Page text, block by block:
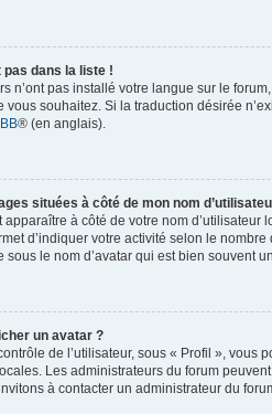
pas dans la liste !
n’ont pas installé votre langue sur le
souhaitez. Si la traduction désirée
® (en anglais).
situées à côté de mon nom
à côté de votre nom
d’indiquer votre activité selon le
sous le nom d’avatar qui est bien souvent
un avatar ?
de l’utilisateur, sous « Profil », vous
Les administrateurs du forum
à contacter un administrateur du